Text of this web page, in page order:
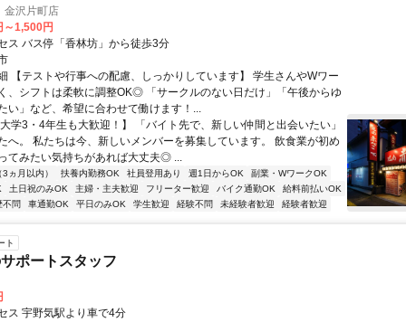
沢片町店
1,500円
ス バス停「香林坊」から徒歩3分
【テストや行事への配慮、しっかりしています】 学生さんやWワー
、シフトは柔軟に調整OK◎ 「サークルのない日だけ」「午後からゆ
い」など、希望に合わせて働けます！...
学3・4年生も大歓迎！】 「バイト先で、新しい仲間と出会いたい」
へ。 私たちは今、新しいメンバーを募集しています。 飲食業が初め
てみたい気持ちがあれば大丈夫◎ ...
ヵ月以内） 扶養内勤務OK 社員登用あり 週1日からOK
副業・WワークOK
土日祝のみOK 主婦・主夫歓迎 フリーター歓迎 バイク通勤OK
給料前払いOK
不問
車通勤OK 平日のみOK 学生歓迎 経験不問 未経験者歓迎 経験者歓迎
ト
ポートスタッフ
ス 宇野気駅より車で4分